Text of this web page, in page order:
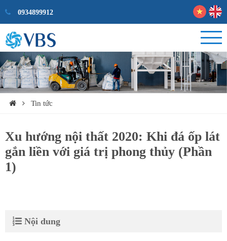
0934899912
Tin tức
Xu hướng nội thất 2020: Khi đá ốp lát
gắn liền với giá trị phong thủy (Phần
1)
Nội dung